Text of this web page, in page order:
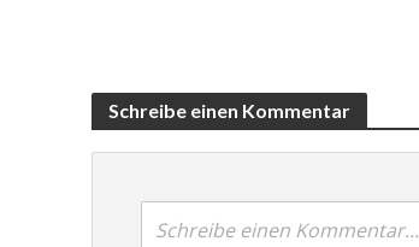
Schreibe einen Kommentar
Schreibe einen Kommentar...